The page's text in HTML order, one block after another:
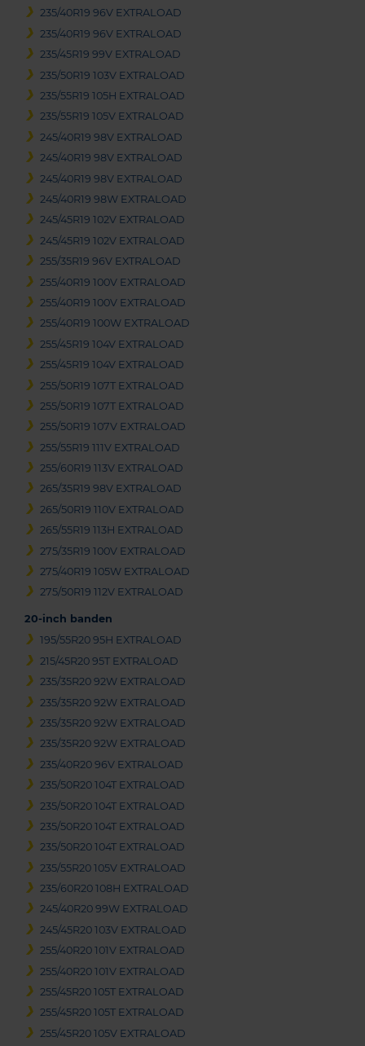
235/40R19 96V EXTRALOAD
235/40R19 96V EXTRALOAD
235/45R19 99V EXTRALOAD
235/50R19 103V EXTRALOAD
235/55R19 105H EXTRALOAD
235/55R19 105V EXTRALOAD
245/40R19 98V EXTRALOAD
245/40R19 98V EXTRALOAD
245/40R19 98V EXTRALOAD
245/40R19 98W EXTRALOAD
245/45R19 102V EXTRALOAD
245/45R19 102V EXTRALOAD
255/35R19 96V EXTRALOAD
255/40R19 100V EXTRALOAD
255/40R19 100V EXTRALOAD
255/40R19 100W EXTRALOAD
255/45R19 104V EXTRALOAD
255/45R19 104V EXTRALOAD
255/50R19 107T EXTRALOAD
255/50R19 107T EXTRALOAD
255/50R19 107V EXTRALOAD
255/55R19 111V EXTRALOAD
255/60R19 113V EXTRALOAD
265/35R19 98V EXTRALOAD
265/50R19 110V EXTRALOAD
265/55R19 113H EXTRALOAD
275/35R19 100V EXTRALOAD
275/40R19 105W EXTRALOAD
275/50R19 112V EXTRALOAD
20-inch banden
195/55R20 95H EXTRALOAD
215/45R20 95T EXTRALOAD
235/35R20 92W EXTRALOAD
235/35R20 92W EXTRALOAD
235/35R20 92W EXTRALOAD
235/35R20 92W EXTRALOAD
235/40R20 96V EXTRALOAD
235/50R20 104T EXTRALOAD
235/50R20 104T EXTRALOAD
235/50R20 104T EXTRALOAD
235/50R20 104T EXTRALOAD
235/55R20 105V EXTRALOAD
235/60R20 108H EXTRALOAD
245/40R20 99W EXTRALOAD
245/45R20 103V EXTRALOAD
255/40R20 101V EXTRALOAD
255/40R20 101V EXTRALOAD
255/45R20 105T EXTRALOAD
255/45R20 105T EXTRALOAD
255/45R20 105V EXTRALOAD